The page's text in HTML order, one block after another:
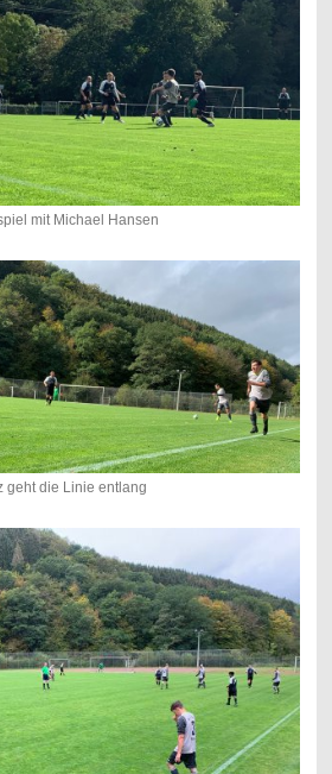
mit Michael Hansen
geht die Linie entlang